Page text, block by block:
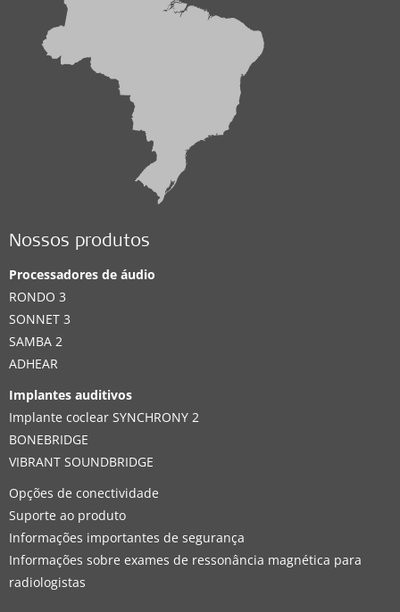
Nossos produtos
Processadores de áudio
RONDO 3
SONNET 3
SAMBA 2
ADHEAR
Implantes auditivos
Implante coclear SYNCHRONY 2
BONEBRIDGE
VIBRANT SOUNDBRIDGE
Opções de conectividade
Suporte ao produto
Informações importantes de segurança
Informações sobre exames de ressonância magnética para
radiologistas